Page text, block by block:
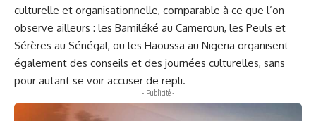
culturelle et organisationnelle, comparable à ce que l’on
observe ailleurs : les Bamiléké au Cameroun, les Peuls et
Sérères au Sénégal, ou les Haoussa au Nigeria organisent
également des conseils et des journées culturelles, sans
pour autant se voir accuser de repli.
- Publicité -